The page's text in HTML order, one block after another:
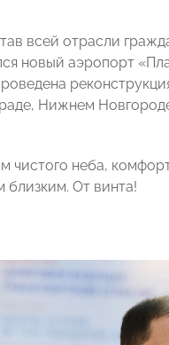
всей отрасли
новый аэропорт
Нижнем
чистого неба,
близким. От винта!